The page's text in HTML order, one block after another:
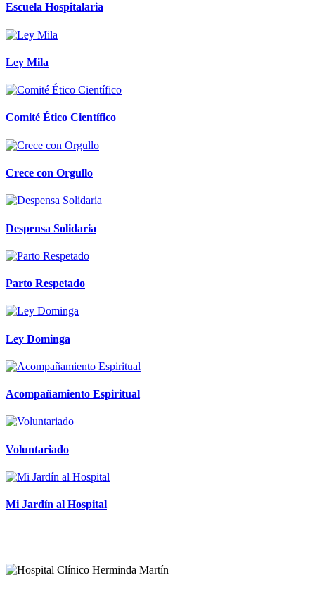
Escuela Hospitalaria
Ley Mila
Comité Ético Científico
Crece con Orgullo
Despensa Solidaria
Parto Respetado
Ley Dominga
Acompañamiento Espiritual
Voluntariado
Mi Jardín al Hospital